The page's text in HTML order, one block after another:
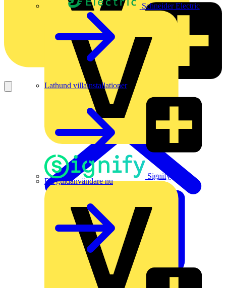
Schneider Electric
Signify
Lathund villainstallationer
Bli guldanvändare nu